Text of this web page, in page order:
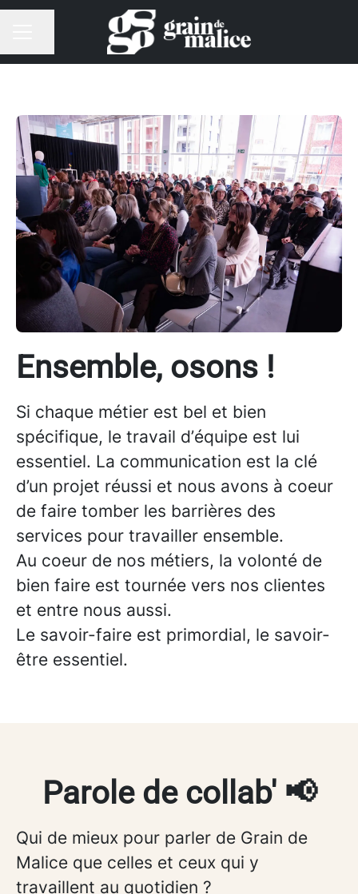
MENU CARRIÈRE
Partager la page
Ensemble, osons !
Si chaque métier est bel et bien
spécifique, le travail d’équipe est lui
essentiel. La communication est la clé
d’un projet réussi et nous avons à coeur
de faire tomber les barrières des
services pour travailler ensemble.
Au coeur de nos métiers, la volonté de
bien faire est tournée vers nos clientes
et entre nous aussi.
Le savoir-faire est primordial, le savoir-
être essentiel.
Parole de collab' 📢​
Qui de mieux pour parler de Grain de
Malice que celles et ceux qui y
travaillent au quotidien ?